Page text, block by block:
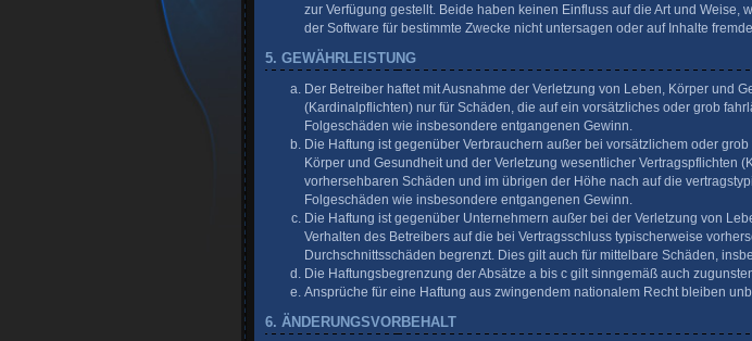
zur Verfügung gestellt. Beide haben keinen Einfluss auf die Art und
der Software für bestimmte Zwecke nicht untersagen oder auf Inhalte
5. GEWÄHRLEISTUNG
Der Betreiber haftet mit Ausnahme der Verletzung von Leben, Körper und
(Kardinalpflichten) nur für Schäden, die auf ein vorsätzliches oder grob
Folgeschäden wie insbesondere entgangenen Gewinn.
Die Haftung ist gegenüber Verbrauchern außer bei vorsätzlichem oder
Körper und Gesundheit und der Verletzung wesentlicher Vertragspflichten
vorhersehbaren Schäden und im übrigen der Höhe nach auf die
Folgeschäden wie insbesondere entgangenen Gewinn.
Die Haftung ist gegenüber Unternehmern außer bei der Verletzung von
Verhalten des Betreibers auf die bei Vertragsschluss typischerweise
Durchschnittsschäden begrenzt. Dies gilt auch für mittelbare Schäden,
Die Haftungsbegrenzung der Absätze a bis c gilt sinngemäß auch
Ansprüche für eine Haftung aus zwingendem nationalem Recht bleiben
6. ÄNDERUNGSVORBEHALT